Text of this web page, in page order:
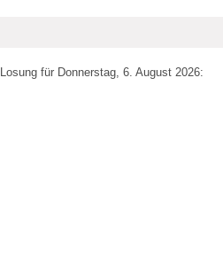
Losung für Donnerstag, 6. August 2026: